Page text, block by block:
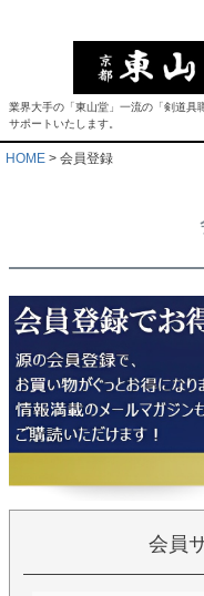
業界大手の「東山堂」一流の「剣道具
サポートいたします。
HOME 会員登録
会員